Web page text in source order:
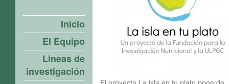
Inicio
El Equipo
Lineas de
investigación